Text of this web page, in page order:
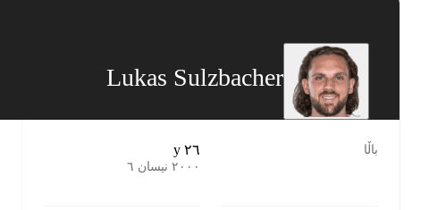
Lukas Sulzbacher
باڵا ٢٦ y
٢٠٠٠ نیسان ٦